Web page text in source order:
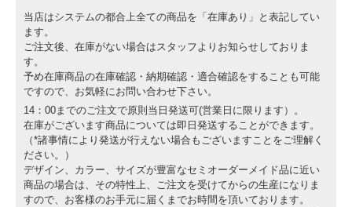
当店はシステムの都合上全ての商品を「在庫あり」と表記してい
ます。
ご注文後、在庫がない場合はスタッフよりお知らせしておりま
す。
予め在庫商品の在庫確認・納期確認・適合確認をすることも可能
ですので、お気軽にお問い合わせ下さい。
14：00までのご注文で原則当日発送可(営業日に限ります）。
在庫がございます商品については即日発送することができます。
（*諸事情により発送が行えない場合もございますことをご理解く
ださい。）
デザイン、カラー、サイズが豊富なセミオーダーメイド品に近い
商品の場合は、その特性上、ご注文を受けてからの生産になりま
すので、お客様のお手元に届くまでお時間を頂いております。